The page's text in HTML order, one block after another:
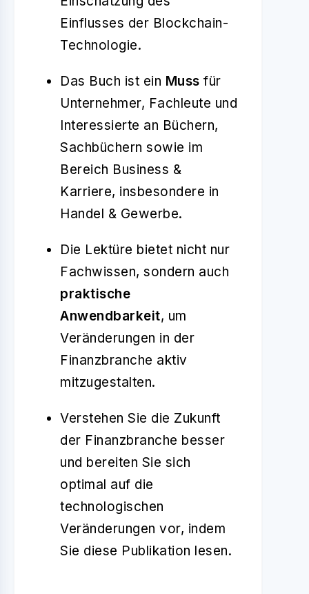
Einflusses der Blockchain-
Technologie.
Das Buch ist ein Muss für
Unternehmer, Fachleute und
Interessierte an Büchern,
Sachbüchern sowie im
Bereich Business &
Karriere, insbesondere in
Handel & Gewerbe.
Die Lektüre bietet nicht nur
Fachwissen, sondern auch
praktische
Anwendbarkeit, um
Veränderungen in der
Finanzbranche aktiv
mitzugestalten.
Verstehen Sie die Zukunft
der Finanzbranche besser
und bereiten Sie sich
optimal auf die
technologischen
Veränderungen vor, indem
Sie diese Publikation lesen.